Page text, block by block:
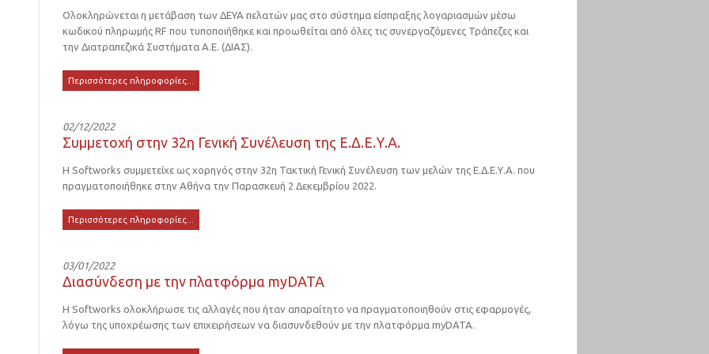
Ολοκληρώνεται η μετάβαση των ΔΕΥΑ πελατών μας στο σύστημα είσπραξης λογαριασμών μέσω
κωδικού πληρωμής RF που τυποποιήθηκε και προωθείται από όλες τις συνεργαζόμενες Τράπεζες και
την Διατραπεζικά Συστήματα Α.Ε. (ΔΙΑΣ).
Περισσότερες πληροφορίες...
02/12/2022
Συμμετοχή στην 32η Γενική Συνέλευση της Ε.Δ.Ε.Υ.Α.
Η Softworks συμμετείχε ως χορηγός στην 32η Τακτική Γενική Συνέλευση των μελών της Ε.Δ.Ε.Υ.Α. που
πραγματοποιήθηκε στην Αθήνα την Παρασκευή 2 Δεκεμβρίου 2022.
Περισσότερες πληροφορίες...
03/01/2022
Διασύνδεση με την πλατφόρμα myDATA
Η Softworks ολοκλήρωσε τις αλλαγές που ήταν απαραίτητο να πραγματοποιηθούν στις εφαρμογές,
λόγω της υποχρέωσης των επιχειρήσεων να διασυνδεθούν με την πλατφόρμα myDATA.